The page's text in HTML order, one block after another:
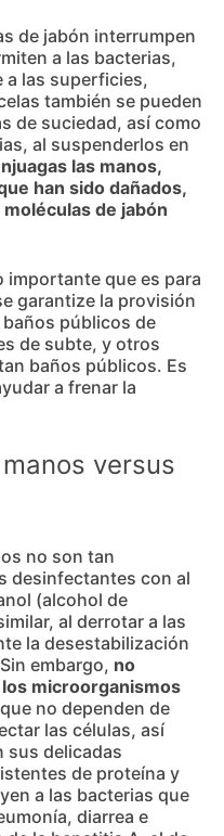
de jabón interrumpen
a las bacterias,
a las superficies,
también se pueden
de suciedad, así como
al suspenderlos en
las manos,
han sido dañados,
de jabón
importante que es para
garantize la provisión
públicos de
de subte, y otros
baños públicos. Es
a frenar la
versus
no son tan
desinfectantes con al
(alcohol de
al derrotar a las
la desestabilización
embargo, no
microorganismos
no dependen de
las células, así
sus delicadas
de proteína y
a las bacterias que
diarrea e